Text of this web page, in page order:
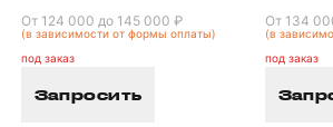
От 124 000 до 145 000 ₽
(в зависимости от формы оплаты)
под заказ
Запросить
От 134
(в
под заказ